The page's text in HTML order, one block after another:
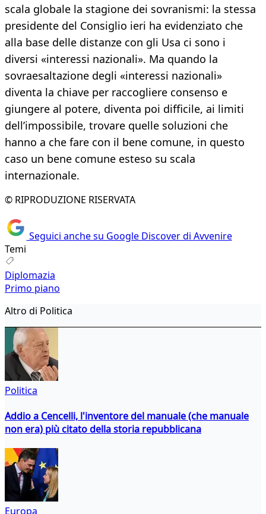
scala globale la stagione dei sovranismi: la stessa
presidente del Consiglio ieri ha evidenziato che
alla base delle distanze con gli Usa ci sono i
diversi «interessi nazionali». Ma quando la
sovraesaltazione degli «interessi nazionali»
diventa la chiave per raccogliere consenso e
giungere al potere, diventa poi difficile, ai limiti
dell’impossibile, trovare quelle soluzioni che
hanno a che fare con il bene comune, in questo
caso un bene comune esteso su scala
internazionale.
© RIPRODUZIONE RISERVATA
Seguici anche su Google Discover di Avvenire
Temi
Diplomazia
Primo piano
Altro di Politica
Politica
Addio a Cencelli, l'inventore del manuale (che manuale
non era) più citato della storia repubblicana
Europa